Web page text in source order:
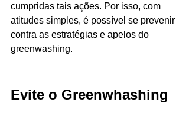
cumpridas tais ações. Por isso, com
atitudes simples, é possível se prevenir
contra as estratégias e apelos do
greenwashing.
Evite o Greenwhashing